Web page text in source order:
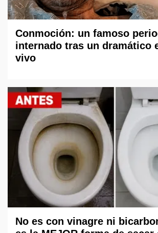
Conmoción: un famoso
internado tras un dramático
vivo
No es con vinagre ni